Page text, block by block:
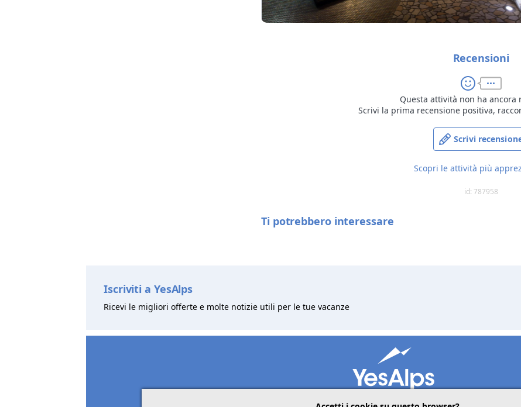
Recensioni
Questa attività non ha ancora
Scrivi la prima recensione positiva,
Scrivi
Scopri le attività più
id: 787958
Ti potrebbero interessare
Iscriviti a YesAlps
Ricevi le migliori offerte e molte notizie utili per le tue vacanze